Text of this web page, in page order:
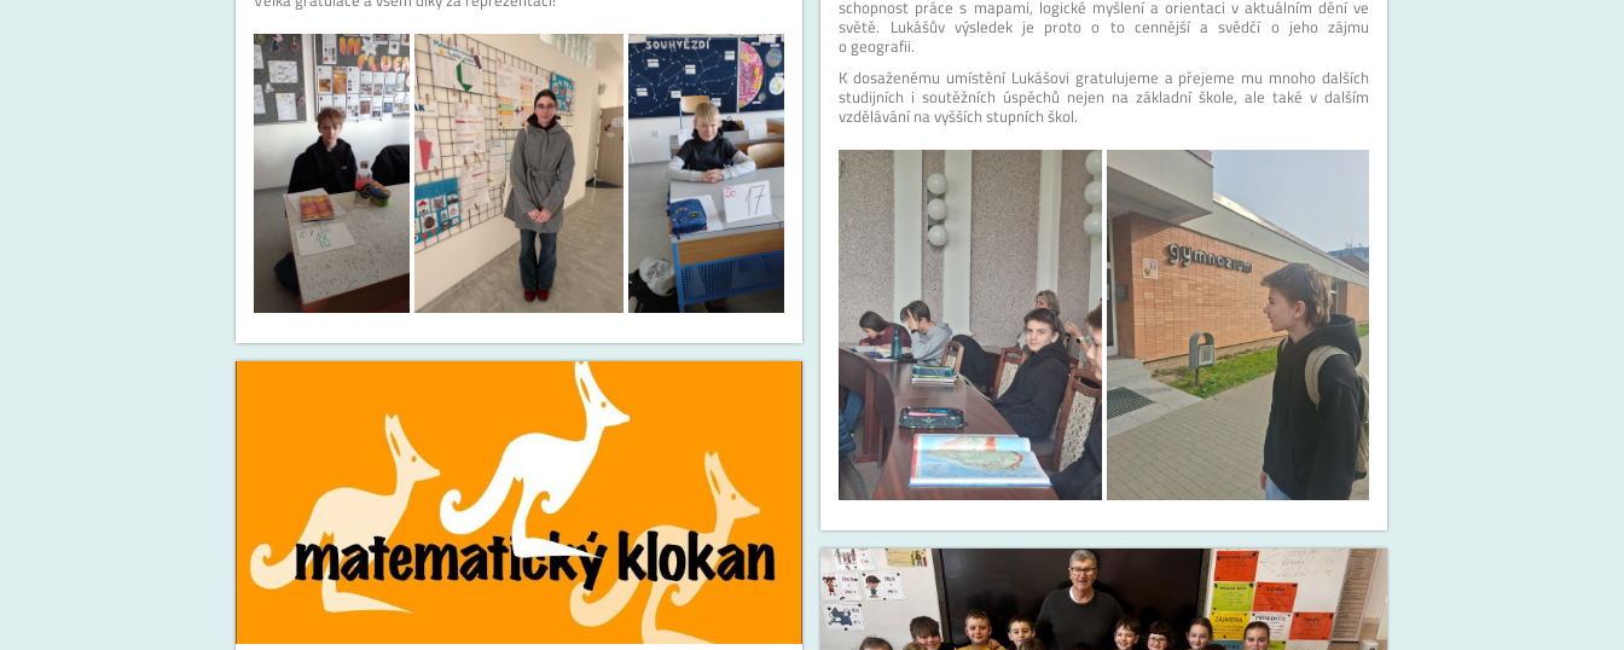
schopnost práce s mapami, logické myšlení a orientaci v aktuálním dění ve
světě. Lukášův výsledek je proto o to cennější a svědčí o jeho zájmu
o geografii.
K dosaženému umístění Lukášovi gratulujeme a přejeme mu mnoho dalších
studijních i soutěžních úspěchů nejen na základní škole, ale také v dalším
vzdělávání na vyšších stupních škol.